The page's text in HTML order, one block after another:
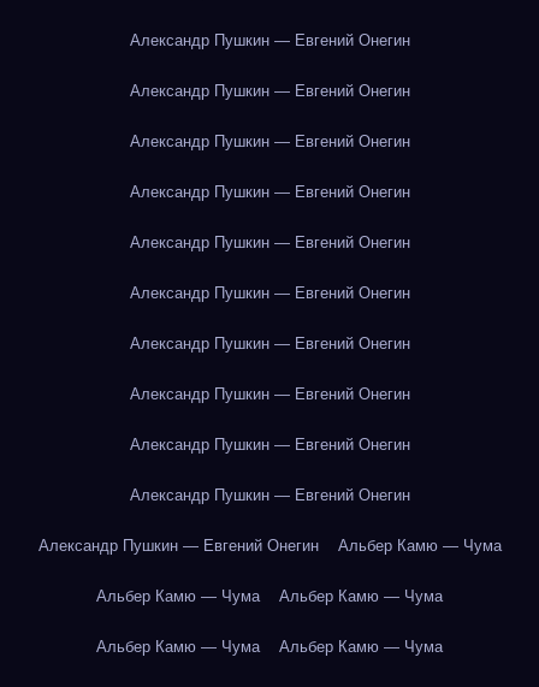
Александр Пушкин — Евгений Онегин
Александр Пушкин — Евгений Онегин
Александр Пушкин — Евгений Онегин
Александр Пушкин — Евгений Онегин
Александр Пушкин — Евгений Онегин
Александр Пушкин — Евгений Онегин
Александр Пушкин — Евгений Онегин
Александр Пушкин — Евгений Онегин
Александр Пушкин — Евгений Онегин
Александр Пушкин — Евгений Онегин
Александр Пушкин — Евгений Онегин Альбер Камю — Чума
Альбер Камю — Чума Альбер Камю — Чума
Альбер Камю — Чума Альбер Камю — Чума